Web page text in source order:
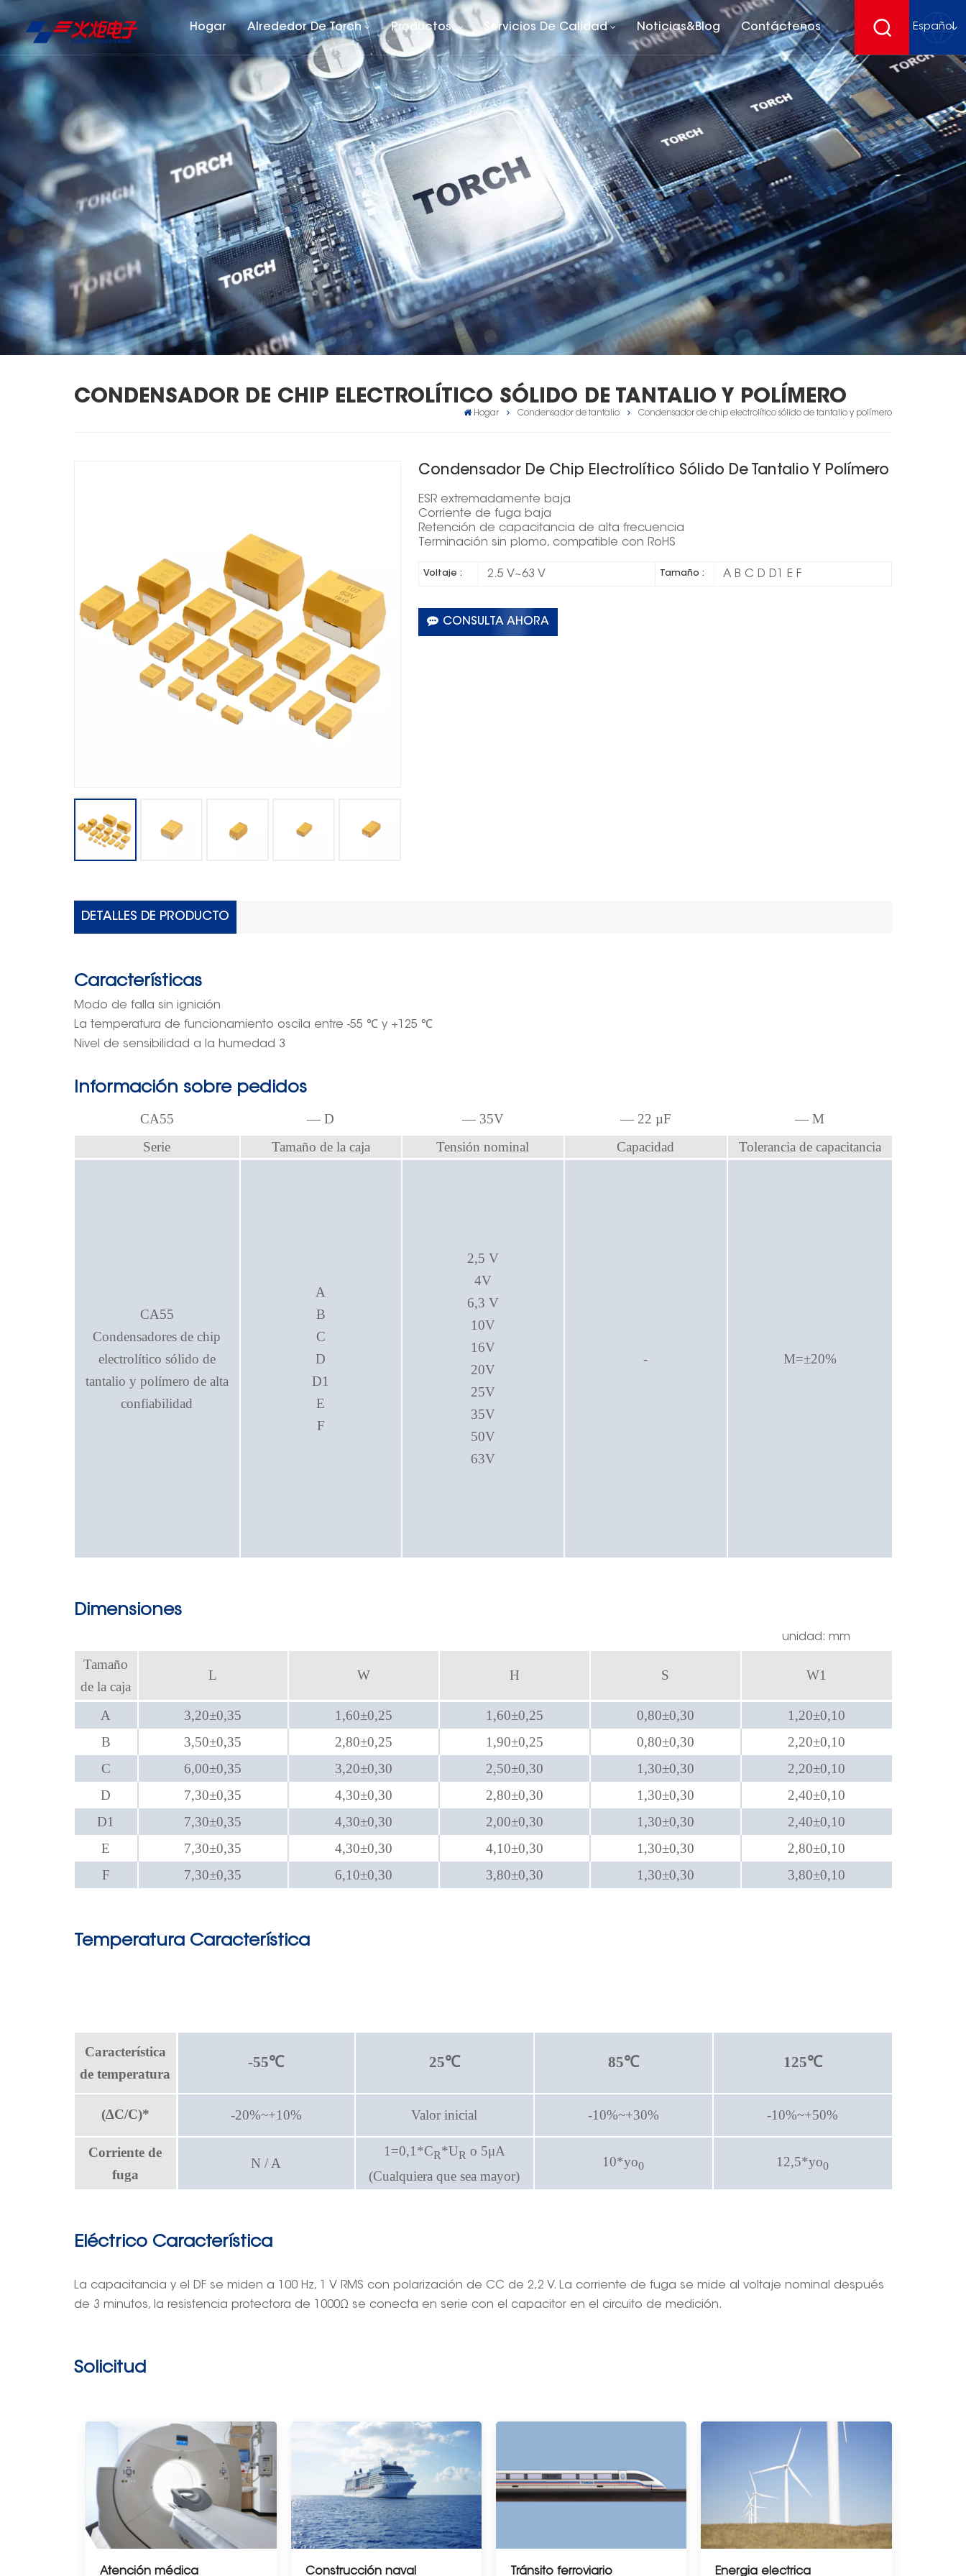
Hogar Alrededor De Torch Productos Servicios De Calidad Noticias&Blog Contáctenos Español
English
français
Deutsch
español
CONDENSADOR DE CHIP ELECTROLÍTICO SÓLIDO DE TANTALIO Y POLÍMERO
Hogar Condensador de tantalio Condensador de chip electrolítico sólido de tantalio y polímero
Condensador De Chip Electrolítico Sólido De Tantalio Y Polímero
ESR extremadamente baja
Corriente de fuga baja
Retención de capacitancia de alta frecuencia
Terminación sin plomo, compatible con RoHS
Voltaje : 2.5 V~63 V Tamaño : A B C D D1 E F
CONSULTA AHORA
DETALLES DE PRODUCTO
Características
Modo de falla sin ignición
La temperatura de funcionamiento oscila entre -55 ℃ y +125 ℃
Nivel de sensibilidad a la humedad 3
Información sobre pedidos
CA55 — D — 35V — 22 µF — M
Serie
Tamaño de la caja Tensión nominal Capacidad Tolerancia de capacitancia
CA55
Condensadores de chip
electrolítico sólido de
tantalio y polímero de alta
confiabilidad
A
B
C
D
D1
E
F
2,5 V
4V
6,3 V
10V
16V
20V
25V
35V
50V
63V
- M=±20%
Dimensiones
unidad: mm
Tamaño
de la caja
L W H S W1
A 3,20±0,35 1,60±0,25 1,60±0,25 0,80±0,30
1,20±0,10
B
3,50±0,35 2,80±0,25 1,90±0,25 0,80±0,30
2,20±0,10
C
6,00±0,35 3,20±0,30 2,50±0,30 1,30±0,30
2,20±0,10
D
7,30±0,35 4,30±0,30 2,80±0,30 1,30±0,30
2,40±0,10
D1
7,30±0,35 4,30±0,30 2,00±0,30 1,30±0,30
2,40±0,10
E
7,30±0,35 4,30±0,30 4,10±0,30 1,30±0,30
2,80±0,10
F
7,30±0,35 6,10±0,30 3,80±0,30 1,30±0,30 3,80±0,10
Temperatura Característica
Característica
de temperatura
-55℃ 25℃ 85℃ 125℃
(ΔC/C)* -20%~+10% Valor inicial -10%~+30% -10%~+50%
Corriente de
fuga
N / A
1=0,1*CR*UR o 5μA
(Cualquiera que sea mayor)
10*yo0 12,5*yo0
Eléctrico Característica
La capacitancia y el DF se miden a 100 Hz, 1 V RMS con polarización de CC de 2,2 V. La corriente de fuga se mide al voltaje nominal después
de 3 minutos, la resistencia protectora de 1000Ω se conecta en serie con el capacitor en el circuito de medición.
Solicitud
Atención médica Construcción naval Tránsito ferroviario Energia electrica